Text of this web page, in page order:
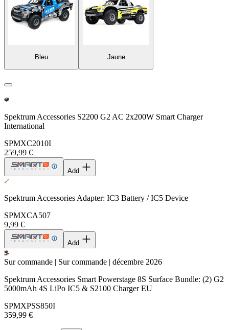
Bleu Jaune
Spektrum Accessories S2200 G2 AC 2x200W Smart Charger
International
SPMXC2010I
259,99 €
Add
Spektrum Accessories Adapter: IC3 Battery / IC5 Device
SPMXCA507
9,99 €
Add
Sur commande | Sur commande | décembre 2026
Spektrum Accessories Smart Powerstage 8S Surface Bundle: (2) G2
5000mAh 4S LiPo IC5 & S2100 Charger EU
SPMXPSS850I
359,99 €